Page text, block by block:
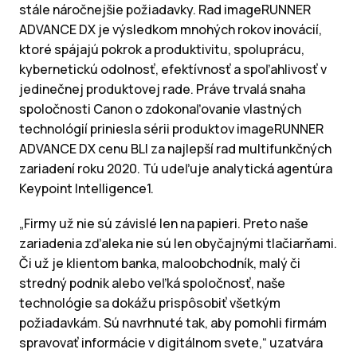
stále náročnejšie požiadavky. Rad imageRUNNER
ADVANCE DX je výsledkom mnohých rokov inovácií,
ktoré spájajú pokrok a produktivitu, spoluprácu,
kybernetickú odolnosť, efektívnosť a spoľahlivosť v
jedinečnej produktovej rade. Práve trvalá snaha
spoločnosti Canon o zdokonaľovanie vlastných
technológií priniesla sérii produktov imageRUNNER
ADVANCE DX cenu BLI za najlepší rad multifunkčných
zariadení roku 2020. Tú udeľuje analytická agentúra
Keypoint Intelligence1.
„Firmy už nie sú závislé len na papieri. Preto naše
zariadenia zďaleka nie sú len obyčajnými tlačiarňami.
Či už je klientom banka, maloobchodník, malý či
stredný podnik alebo veľká spoločnosť, naše
technológie sa dokážu prispôsobiť všetkým
požiadavkám. Sú navrhnuté tak, aby pomohli firmám
spravovať informácie v digitálnom svete,“ uzatvára